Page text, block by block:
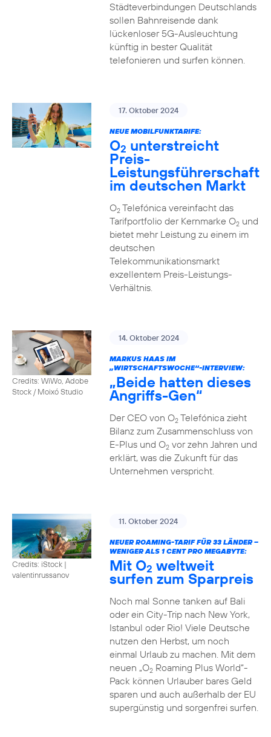
Städteverbindungen Deutschlands
sollen Bahnreisende dank
lückenloser 5G-Ausleuchtung
künftig in bester Qualität
telefonieren und surfen können.
17. Oktober 2024
NEUE MOBILFUNKTARIFE:
O2 unterstreicht
Preis-
Leistungsführerschaft
im deutschen Markt
O2Telefónica vereinfacht das
Tarifportfolio der Kernmarke O2und
bietet mehr Leistung zu einem im
deutschen
Telekommunikationsmarkt
exzellentem Preis-Leistungs-
Verhältnis.
Credits: WiWo, Adobe
Stock / Moixó Studio
14. Oktober 2024
MARKUS HAAS IM
„WIRTSCHAFTSWOCHE“-INTERVIEW:
„Beide hatten dieses
Angriffs-Gen“
Der CEO von O2Telefónica zieht
Bilanz zum Zusammenschluss von
E-Plus und O2vor zehn Jahren und
erklärt, was die Zukunft für das
Unternehmen verspricht.
Credits: iStock |
valentinrussanov
11. Oktober 2024
NEUER ROAMING-TARIF FÜR 33 LÄNDER –
WENIGER ALS 1 CENT PRO MEGABYTE:
Mit O2 weltweit
surfen zum Sparpreis
Noch mal Sonne tanken auf Bali
oder ein City-Trip nach New York,
Istanbul oder Rio! Viele Deutsche
nutzen den Herbst, um noch
einmal Urlaub zu machen. Mit dem
neuen „O2Roaming Plus World“-
Pack können Urlauber bares Geld
sparen und auch außerhalb der EU
supergünstig und sorgenfrei surfen.